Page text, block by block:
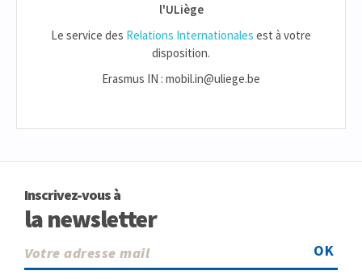
l'ULiège
Le service des Relations Internationales est à votre
disposition.
Erasmus IN : mobil.in@uliege.be
Inscrivez-vous à
la newsletter
OK